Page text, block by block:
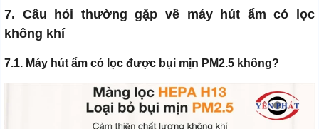
7. Câu hỏi thường gặp về máy hút ẩm có lọc
không khí
7.1. Máy hút ẩm có lọc được bụi mịn PM2.5 không?